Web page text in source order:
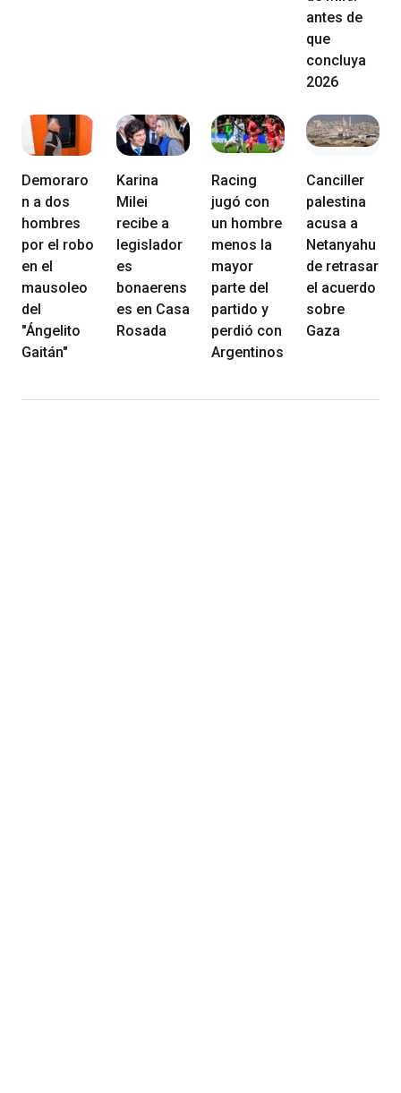
antes de
que
concluya
2026
Demoraro
n a dos
hombres
por el robo
en el
mausoleo
del
"Ángelito
Gaitán"
Karina
Milei
recibe a
legislador
es
bonaerens
es en Casa
Rosada
Racing
jugó con
un hombre
menos la
mayor
parte del
partido y
perdió con
Argentinos
Canciller
palestina
acusa a
Netanyahu
de retrasar
el acuerdo
sobre
Gaza